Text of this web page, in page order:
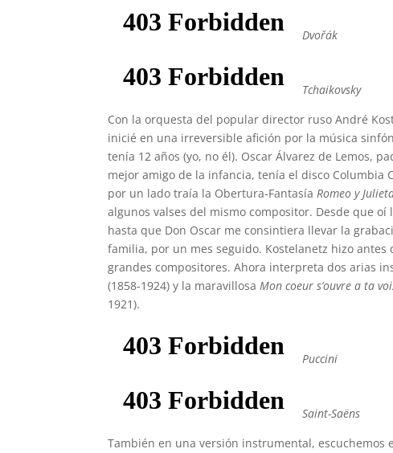
Dvořák
Tchaikovsky
Con la orquesta del popular director ruso André
inicié en una irreversible afición por la música
tenía 12 años (yo, no él). Oscar Álvarez de Lemos,
mejor amigo de la infancia, tenía el disco Columbia
por un lado traía la Obertura-FantasíaRomeo y
algunos valses del mismo compositor. Desde que
hasta que Don Oscar me consintiera llevar la
familia, por un mes seguido. Kostelanetz hizo
grandes compositores. Ahora interpreta dos arias
(1858-1924) y la maravillosaMon coeur s’ouvre a ta
1921).
Puccini
Saint-Saëns
También en una versión instrumental, escuchemos